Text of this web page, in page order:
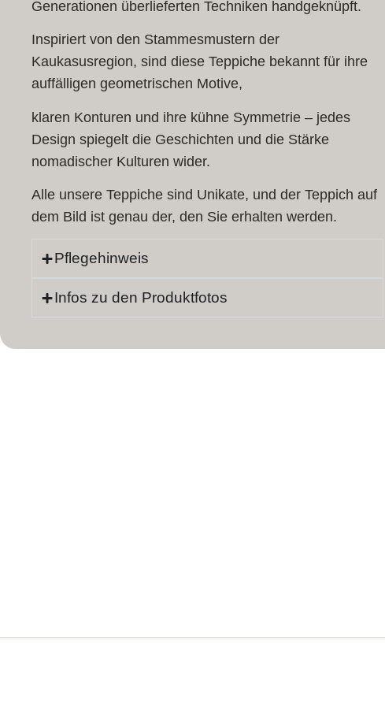
Generationen überlieferten Techniken handgeknüpft.
Inspiriert von den Stammesmustern der
Kaukasusregion, sind diese Teppiche bekannt für ihre
auffälligen geometrischen Motive,
klaren Konturen und ihre kühne Symmetrie – jedes
Design spiegelt die Geschichten und die Stärke
nomadischer Kulturen wider.
Alle unsere Teppiche sind Unikate, und der Teppich auf
dem Bild ist genau der, den Sie erhalten werden.
Pflegehinweis
Infos zu den Produktfotos